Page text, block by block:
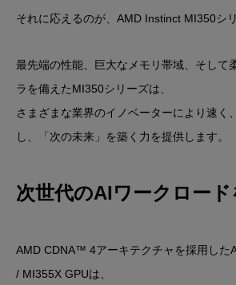
それに応えるのが、AMD Instinct MI350シ
最先端の性能、巨大なメモリ帯域、そして
ラを備えたMI350シリーズは、
さまざまな業界のイノベーターにより速く
し、「次の未来」を築く力を提供します。
次世代のAIワークロード
AMD CDNA™ 4アーキテクチャ を採用した
/ MI355X GPUは、